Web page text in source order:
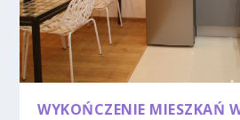
WYKOŃCZENIE MIESZKAŃ